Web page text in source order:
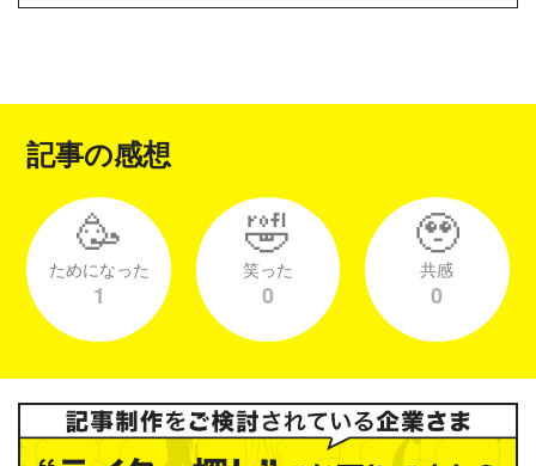
記事の感想
🥳
ためになった
1
🤣
笑った
0
🥹
共感
0